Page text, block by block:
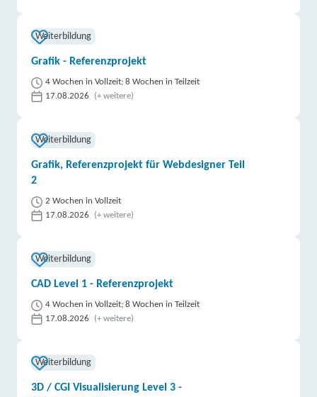
Weiterbildung
Grafik - Referenzprojekt
4 Wochen in Vollzeit; 8 Wochen in Teilzeit
17.08.2026
(+ weitere)
Weiterbildung
Grafik, Referenzprojekt für Webdesigner Teil
2
2 Wochen in Vollzeit
17.08.2026
(+ weitere)
Weiterbildung
CAD Level 1 - Referenzprojekt
4 Wochen in Vollzeit; 8 Wochen in Teilzeit
17.08.2026
(+ weitere)
Weiterbildung
3D / CGI Visualisierung Level 3 -